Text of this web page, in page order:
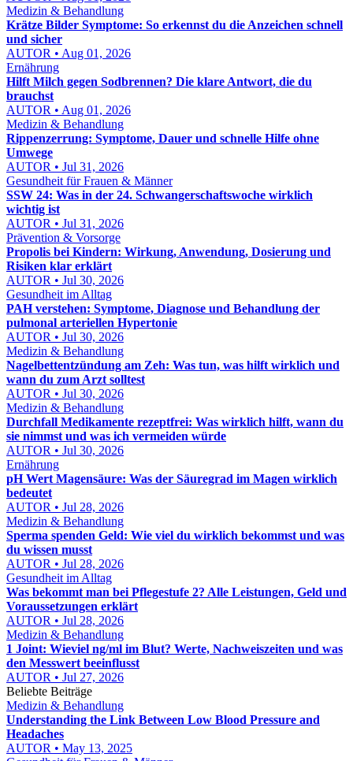
Medizin & Behandlung
Krätze Bilder Symptome: So erkennst du die Anzeichen schnell
und sicher
AUTOR • Aug 01, 2026
Ernährung
Hilft Milch gegen Sodbrennen? Die klare Antwort, die du
brauchst
AUTOR • Aug 01, 2026
Medizin & Behandlung
Rippenzerrung: Symptome, Dauer und schnelle Hilfe ohne
Umwege
AUTOR • Jul 31, 2026
Gesundheit für Frauen & Männer
SSW 24: Was in der 24. Schwangerschaftswoche wirklich
wichtig ist
AUTOR • Jul 31, 2026
Prävention & Vorsorge
Propolis bei Kindern: Wirkung, Anwendung, Dosierung und
Risiken klar erklärt
AUTOR • Jul 30, 2026
Gesundheit im Alltag
PAH verstehen: Symptome, Diagnose und Behandlung der
pulmonal arteriellen Hypertonie
AUTOR • Jul 30, 2026
Medizin & Behandlung
Nagelbettentzündung am Zeh: Was tun, was hilft wirklich und
wann du zum Arzt solltest
AUTOR • Jul 30, 2026
Medizin & Behandlung
Durchfall Medikamente rezeptfrei: Was wirklich hilft, wann du
sie nimmst und was ich vermeiden würde
AUTOR • Jul 30, 2026
Ernährung
pH Wert Magensäure: Was der Säuregrad im Magen wirklich
bedeutet
AUTOR • Jul 28, 2026
Medizin & Behandlung
Sperma spenden Geld: Wie viel du wirklich bekommst und was
du wissen musst
AUTOR • Jul 28, 2026
Gesundheit im Alltag
Was bekommt man bei Pflegestufe 2? Alle Leistungen, Geld und
Voraussetzungen erklärt
AUTOR • Jul 28, 2026
Medizin & Behandlung
1 Joint: Wieviel ng/ml im Blut? Werte, Nachweiszeiten und was
den Messwert beeinflusst
AUTOR • Jul 27, 2026
Beliebte Beiträge
Medizin & Behandlung
Understanding the Link Between Low Blood Pressure and
Headaches
AUTOR • May 13, 2025